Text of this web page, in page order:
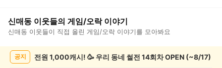
신매동 이웃들의 게임/오락이야기
신매동 이웃들이 직접 올린 게임/오락 이야기를 모아봐요
공지 전원 1,000캐시! 🥳 우리 동네 썰전 14회차 OPEN (~8/17)